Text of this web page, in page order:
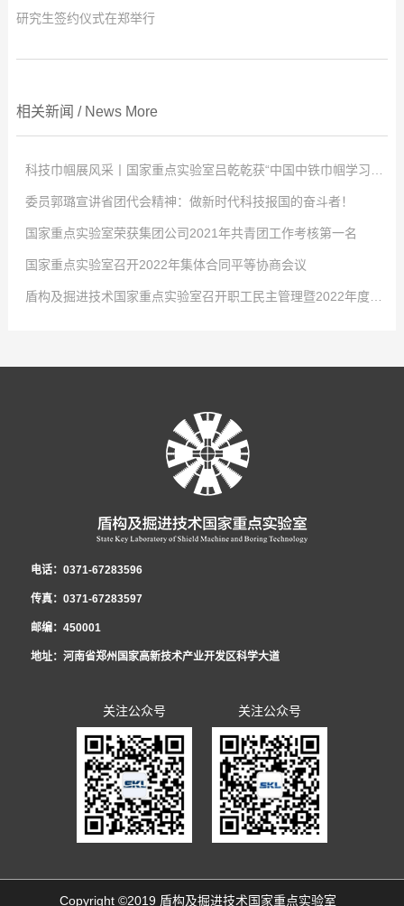
研究生签约仪式在郑举行
相关新闻 / News More
科技巾帼展风采丨国家重点实验室吕乾乾获“中国中铁巾帼学习标兵”称号
点击次数: 0
2022 -04 -02
4月2日，中国中铁股份有限公司对优秀女职工进行表彰，以充分发挥学习典
型示范引领作用，激发全体女职工的自我学习意识，国家重点实验室工程师吕
道局优秀共青团干部、中国中铁青年岗位能手等荣誉称号。主持和参与了中国
中铁股份有限公司重大课题在内的十余项科研工作，围绕课题开展了大量的理
论分析、数值模拟及室内试验工作。研制了可以模拟低真空复杂工况的系统平
台，研发了适用于低真空隧道的新型管片结构和密封材料，为第五代交通的建
委员郭璐宣讲省团代会精神：做新时代科技报国的奋斗者！
点击次数: 0
2022 -01 -29
-大会现场- 共青团河南省第十五次代表大会2021年12月26日至27日，共青
家重点实验室青年郭璐以团代表的身份参加了此次会议并成功当选河南省第十
五届团委委员。-郭璐在会场- 2021年12月31日上午，盾构及掘进技术国家
重点实验室团工委组织召开了宣贯共青团河南省第十五次代表大会精神暨“学党
史”专题组织生活会。新当选共青团河南省十五届委员会委员郭璐结合团代会的
个面向”的创新领域挑大梁，当主角，这为我们青年员工以后的科技创新工作指
明了方向。报告中提到的实施创新创造攀登行动，联动全省实验室体系、高
校、科研院所、开发园区、科技企业，搭建青年科技合作平台，汇聚青年科创
力量，吸引省外青年科技创新人才回流集聚的具体措施，更让我们青年员工感
受到了团组织激发青年创业创新的决心和行动。 这是一份体现了共青团工作
01.一定要立足本职岗位，练就过硬本领，勇于创新创造，做新时代科...
国家重点实验室荣获集团公司2021年共青团工作考核第一名
点击次数: 0
2022 -01 -29
名后，实验室团青工作再获此殊荣。2021年，在集团公司团委和实验室党政的
正确领导和大力支持下，实验室团工委深入贯彻党的十九大精神、党的十九届
六中全会精神、团的十八大精神，不忘初心、牢记使命，发挥青年智慧与活
力，展现青年责任与担当，为实验室在新形势下的创新发展贡献青春和力量，
国家重点实验室召开2022年集体合同平等协商会议
点击次数: 0
委书记、工会工委主任李治国，执行主任曾垂刚，各部室职工代表和劳务学生
代表参加了会议。 为切实维护职工的合法权益，发展和谐稳定的劳动关系，
根据相关法律、法规，结合实验室实际，实验室工会工委、行政代表和职工代
表在《2021年集体合同》《女职工权益保护专项集体合同》的基础上，共同起
要充分认识到平等协商集体合同的重要意义，扎实做好职工民主管理，切实维
护好职工的合法权益，持续增强职工凝聚力和战斗力，为开创实验室改革发展
新局面而努力奋斗。
盾构及掘进技术国家重点实验室召开职工民主管理暨2022年度工作会议
议在郑州隆重召开，实验室领导班子及全体员工参会。大会传达了中铁隧道局
五届二次职代会暨2022年度工作会议精神，全面总结了盾构及掘进技术国家重
点实验室2021年度工作，深刻分析了当前面临的新形势，安排部署了2022年
重要任务。国家重点实验室职工民主管理暨2022年度工作会议 党工委书记、
室发展工作，贯彻新发展理念，构建新发展格局，聚焦研发推广服务主业，全
面推动改革创新，深入推动全面从严治党，努力打造忠诚干净担当的干部队
伍，不断提升党建工作水平，以高质量党建引领实验室科技创新新局面，为推
动实验室高质量发展提供坚强政治保障。会议明确2022年国家重点实验室民主
管理暨工会工委的总体工作思路：高举习近平新时代中国特色社会主义思想伟
神，以增强政治性、先进性、群众性为主线，以改革创新为动力，围绕实验室
电话：0371-67283596
传真：0371-67283597
邮编：450001
地址：河南省郑州国家高新技术产业开发区科学大道
关注公众号 关注公众号
Copyright ©2019 盾构及掘进技术国家重点实验室